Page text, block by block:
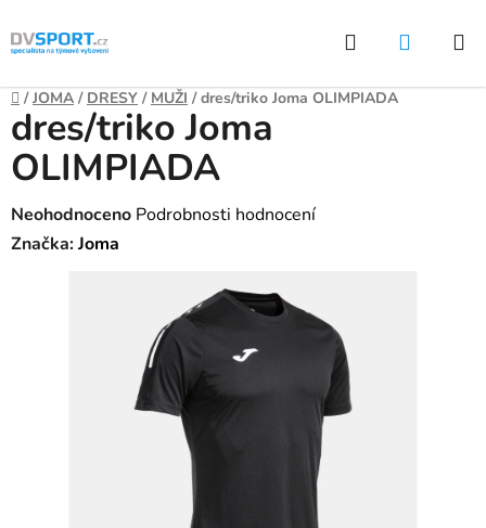
Přejít
na
Hledat
Domů
/ JOMA / DRESY / MUŽI / dres/triko Joma OLIMPIADA
dres/triko Joma
OLIMPIADA
Průměrné
hodnocení
Neohodnoceno Podrobnosti hodnocení
Značka:Joma